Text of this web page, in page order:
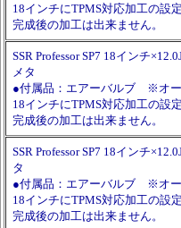
18インチにTPMS対応加工の設
完成後の加工は出来ません。
SSR Professor SP7 18インチ
メタ
●付属品：エアーバルブ ※オー
18インチにTPMS対応加工の設
完成後の加工は出来ません。
SSR Professor SP7 18インチ
タ
●付属品：エアーバルブ ※オー
18インチにTPMS対応加工の設
完成後の加工は出来ません。